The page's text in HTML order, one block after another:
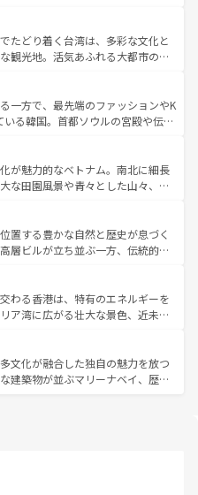
、新着のアメリカ
を参照してほしい。
れる人々を迎えてくれるハワイの
フードやハワイアンミュージッ
など、すべてがハワイの魅力を彩
着のハワイ情報
してほしい。
にそびえるウルル（エアーズロッ
い原生林やケアンズの熱帯雨林な
。また、カフェやワイン、オージ
充実しており、サーフィンやダイ
、アウトドア好きにはたまらな
彩な魅力を存分に味わいつくそ
たどり着く台湾は、多彩な文化と
観光地。活気あふれる大都市の台
である台湾東部など、都市の喧騒
ており、訪れる人に新しい発見と
。また、奥深い台湾の食文化も魅
ーツなど、バラエティ豊かな料理
お、新着の台湾情報は コンテンツ一覧を参
一方で、最先端のファッションやK
る韓国。首都ソウルの宮殿や伝統
四季折々の自然美を楽しむことが
や焼肉、絶品のストリートフード
理が待っている。夜には、韓国な
韓国の多彩な魅力を心ゆくまで味
てみてほしい。 なお、新着の韓国情報はコンテンツ一
が魅力的なベトナム。南北に細長
な田園風景や青々とした山々、世
息づく。ハノイの古い町並みやホ
治時代の建物も、独特の雰囲気を
バラエティの豊かさとおいしさで
ー、ベトナムコーヒーなどは、ぜ
の地域を訪れてもあたたかい人々
ので、きっと忘れられない旅にな
置する豊かな自然と歴史が息づく
層ビルが立ち並ぶ一方、伝統的な
北部ではチェンマイなどの山岳地
部ではプーケットやクラビの美し
を楽しむことができる。タイ料理
暖で、どの季節にも異なる楽しみ
すいタイの人々、仏教を中心とし
光資源が、訪れる旅人を魅了し続
わる香港は、特有のエネルギーを
ア湾に広がる壮大な景色、近未来
するはず。観光スポットが密集し
ろを回れるのも魅力。息をのむよ
験まで、香港を存分に楽しみ尽く
文化が融合した独自の魅力を放つ
建築物が並ぶマリーナベイ、歴史
風情を楽しめる外せないスポット